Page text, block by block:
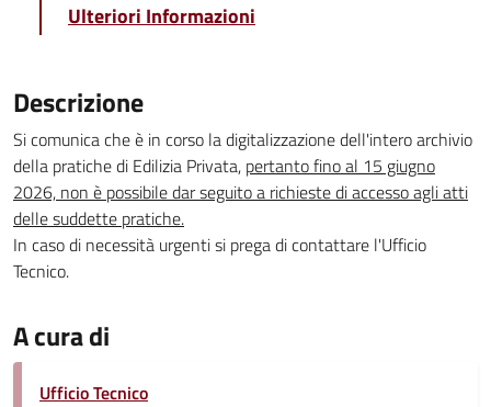
Ulteriori Informazioni
Descrizione
Si comunica che è in corso la digitalizzazione dell'intero archivio
della pratiche di Edilizia Privata, pertanto fino al 15 giugno
2026, non è possibile dar seguito a richieste di accesso agli atti
delle suddette pratiche.
In caso di necessità urgenti si prega di contattare l'Ufficio
Tecnico.
A cura di
Ufficio Tecnico